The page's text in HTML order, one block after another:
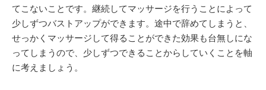
てこないことです。継続してマッサージを行うことによって
少しずつバストアップができます。途中で辞めてしまうと、
せっかくマッサージして得ることができた効果も台無しにな
ってしまうので、少しずつできることからしていくことを軸
に考えましょう。